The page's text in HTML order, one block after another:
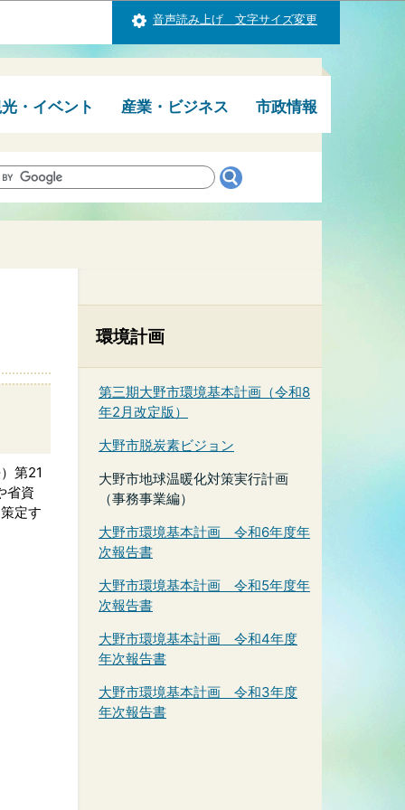
音声読み上げ 文字サイズ変更
・イベント 産業・ビジネス 市政情報
第21
省資
定す
環境計画
第三期大野市環境基本計画（令和8
年2月改定版）
大野市脱炭素ビジョン
大野市地球温暖化対策実行計画
（事務事業編）
大野市環境基本計画 令和6年度年
次報告書
大野市環境基本計画 令和5年度年
次報告書
大野市環境基本計画 令和4年度
年次報告書
大野市環境基本計画 令和3年度
年次報告書